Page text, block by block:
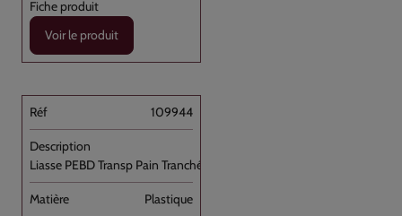
Voir le produit
109944
Liasse PEBD Transp Pain Tranché Moulin [...]
Plastique